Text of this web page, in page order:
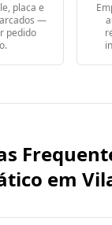
placa e
—
pedido
em